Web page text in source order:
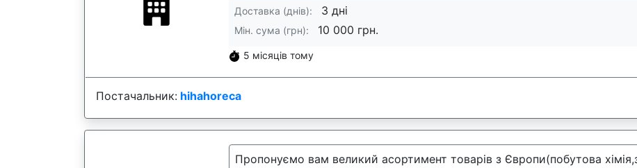
Доставка (днів): 3 дні
Мін. сума (грн): 10 000 грн.
5 місяців тому
Постачальник: hihahoreca
Пропонуємо вам великий асортимент товарів з Європи(побутова